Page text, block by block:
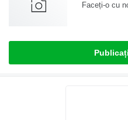
Faceți-o cu